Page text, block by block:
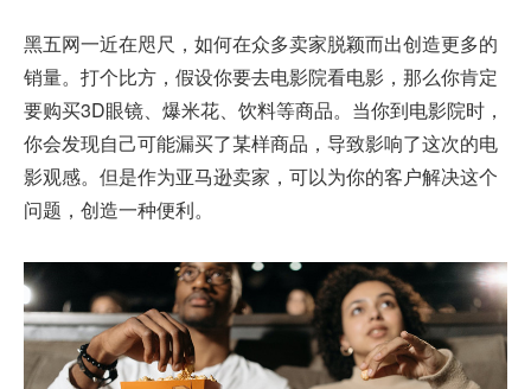
黑五网一近在咫尺，如何在众多卖家脱颖而出创造更多的
销量。打个比方，假设你要去电影院看电影，那么你肯定
要购买3D眼镜、爆米花、饮料等商品。当你到电影院时，
你会发现自己可能漏买了某样商品，导致影响了这次的电
影观感。但是作为亚马逊卖家，可以为你的客户解决这个
问题，创造一种便利。